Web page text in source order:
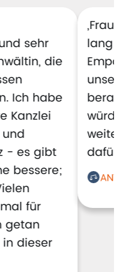
sehr
die
Ich habe
Kanzlei
- es gibt
bessere;
für
getan
dieser
lang